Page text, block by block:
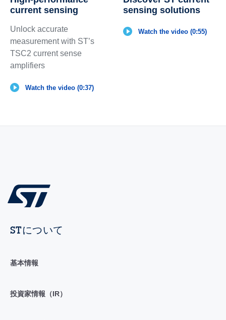
current sensing
Unlock accurate
measurement with ST’s
TSC2 current sense
amplifiers
Watch the video (0:37)
sensing solutions
Watch the video (0:55)
STについて
基本情報
投資家情報（IR）